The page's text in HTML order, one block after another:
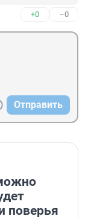
+0 –0
Отправить
поверья